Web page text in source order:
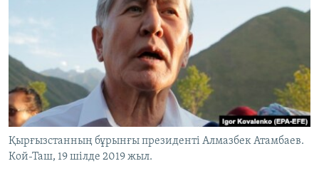
ЖАЗЫЛЫҢЫЗ
Басқа тілдерде
Қырғызстанның бұрынғы президенті Алмазбек Атамбаев.
Кой-Таш, 19 шілде 2019 жыл.